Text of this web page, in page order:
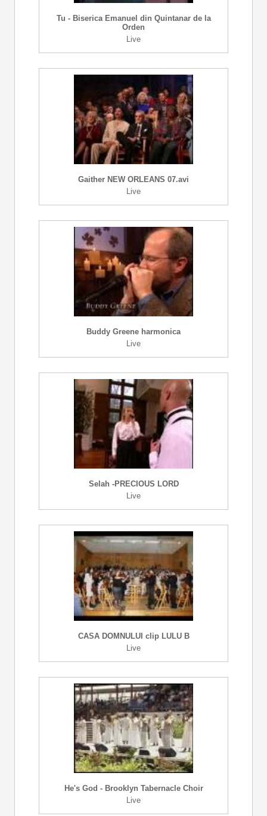
Tu - Biserica Emanuel din Quintanar de la
Orden
Live
Gaither NEW ORLEANS 07.avi
Live
Buddy Greene harmonica
Live
Selah -PRECIOUS LORD
Live
CASA DOMNULUI clip LULU B
Live
He's God - Brooklyn Tabernacle Choir
Live